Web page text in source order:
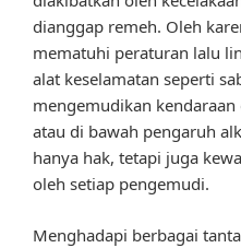
dianggap remeh. Oleh
mematuhi peraturan lalu
alat keselamatan seperti
mengemudikan
atau di bawah pengaruh
hanya hak, tetapi juga
oleh setiap pengemudi.
Menghadapi berbagai